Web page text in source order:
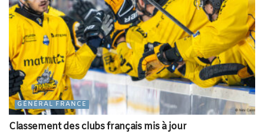
GÉNÉRAL FRANCE
Classement des clubs français mis à jour